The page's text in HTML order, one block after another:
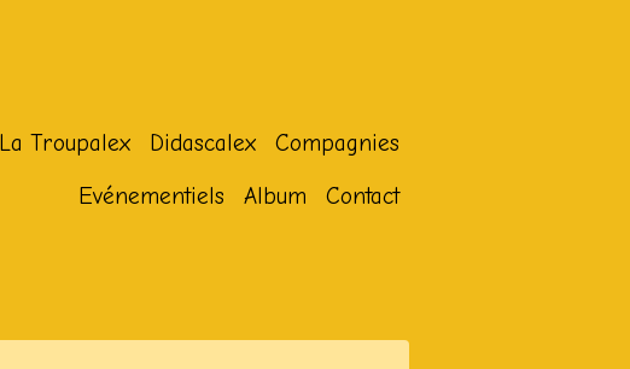
La Troupalex Didascalex
Compagnies
Evénementiels
Album Contact